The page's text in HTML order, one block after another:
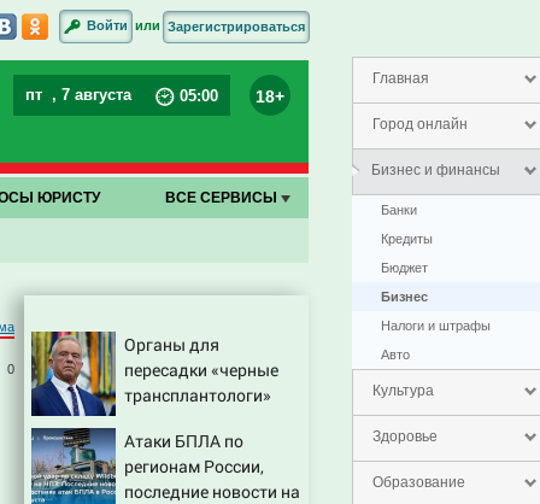
Главная
Город онлайн
Бизнес и финансы
Банки
Кредиты
Бюджет
Бизнес
Налоги и штрафы
Авто
Культура
Здоровье
Образование
Войти или Зарегистрироваться
пт , 7 августа 05:00 18+
ЮРИСТУ ВСЕ СЕРВИСЫ
0
Органы для
пересадки «черные
трансплантологи»
живых пациентов
Атаки БПЛА по
регионам России,
последние новости на